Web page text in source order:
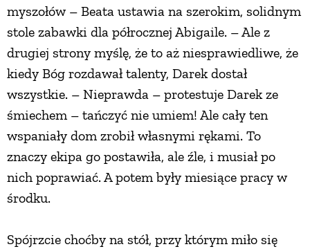
myszołów – Beata ustawia na szerokim, solidnym
stole zabawki dla półrocznej Abigaile. – Ale z
drugiej strony myślę, że to aż niesprawiedliwe, że
kiedy Bóg rozdawał talenty, Darek dostał
wszystkie. – Nieprawda – protestuje Darek ze
śmiechem – tańczyć nie umiem! Ale cały ten
wspaniały dom zrobił własnymi rękami. To
znaczy ekipa go postawiła, ale źle, i musiał po
nich poprawiać. A potem były miesiące pracy w
środku.
Spójrzcie choćby na stół, przy którym miło się